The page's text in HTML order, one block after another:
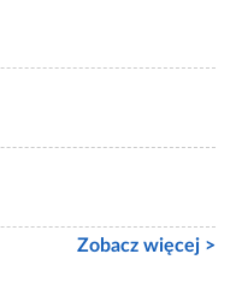
Zobacz więcej >